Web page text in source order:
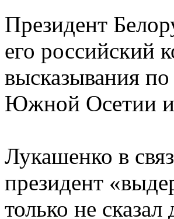
Президент
его российский
высказывания
Южной Осетии
Лукашенко в
президент
только не